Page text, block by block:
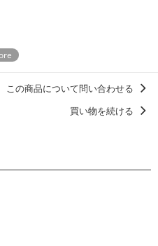
この商品について問い合わせる
買い物を続ける